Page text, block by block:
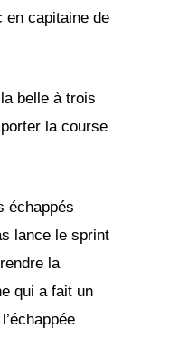
en capitaine de
belle à trois
la course
échappés
lance le sprint
la
qui a fait un